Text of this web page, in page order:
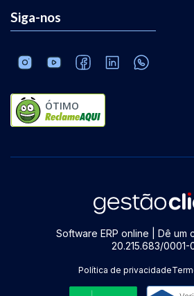
Siga-nos
ÓTIMO
Software ERP online | Dê um
20.215.683/0001-
Política de privacidade